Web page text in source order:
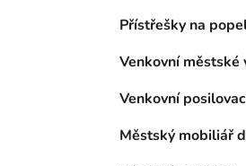
Přístřešky na
Venkovní městské
Venkovní
Městský mobiliář